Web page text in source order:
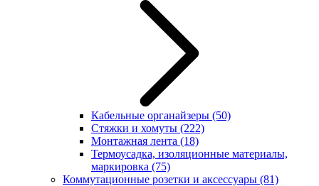
Кабельные органайзеры (50)
Стяжки и хомуты (222)
Монтажная лента (18)
Термоусадка, изоляционные материалы,
маркировка (75)
Коммутационные розетки и аксессуары (81)